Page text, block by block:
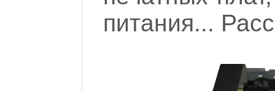
питания...